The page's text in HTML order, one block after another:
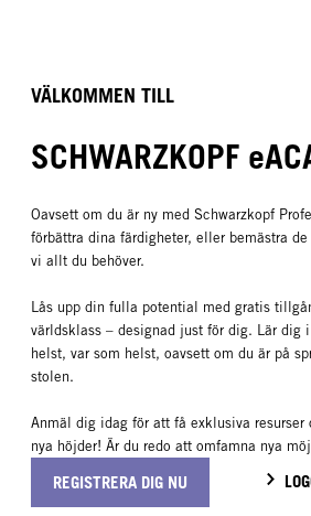
VÄLKOMMEN TILL
SCHWARZKOPF
Oavsett om du är ny med Schwarzkopf
förbättra dina färdigheter, eller bemästra
vi allt du behöver.
Lås upp din fulla potential med gratis
världsklass – designad just för dig. Lär dig
helst, var som helst, oavsett om du är på
stolen.
Anmäl dig idag för att få exklusiva resurser
nya höjder! Är du redo att omfamna nya
REGISTRERA DIG NU